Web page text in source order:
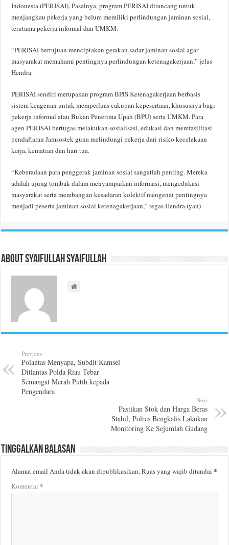
Indonesia (PERISAI). Pasalnya, program PERISAI dirancang untuk
menjangkau pekerja yang belum memiliki perlindungan jaminan sosial,
terutama pekerja informal dan UMKM.
“PERISAI bertujuan menciptakan gerakan sadar jaminan sosial agar
masyarakat memahami pentingnya perlindungan ketenagakerjaan,” jelas
Hendra.
PERISAI sendiri merupakan program BPJS Ketenagakerjaan berbasis
sistem keagenan untuk memperluas cakupan kepesertaan, khususnya bagi
pekerja informal atau Bukan Penerima Upah (BPU) serta UMKM. Para
agen PERISAI bertugas melakukan sosialisasi, edukasi dan memfasilitasi
pendaftaran Jamsostek guna melindungi pekerja dari risiko kecelakaan
kerja, kematian dan hari tua.
“Keberadaan para penggerak jaminan sosial sangatlah penting. Mereka
adalah ujung tombak dalam menyampaikan informasi, mengedukasi
masyarakat serta membangun kesadaran kolektif mengenai pentingnya
menjadi peserta jaminan sosial ketenagakerjaan,” tegas Hendra.(yan)
About Syaifullah Syaifullah
Previous
Polantas Menyapa, Subdit Kamsel
Ditlantas Polda Riau Tebar
Semangat Merah Putih kepada
Pengendara
Next
Pastikan Stok dan Harga Beras
Stabil, Polres Bengkalis Lakukan
Monitoring Ke Sejumlah Gudang
Tinggalkan Balasan
Alamat email Anda tidak akan dipublikasikan.Ruas yang wajib ditandai*
Komentar*